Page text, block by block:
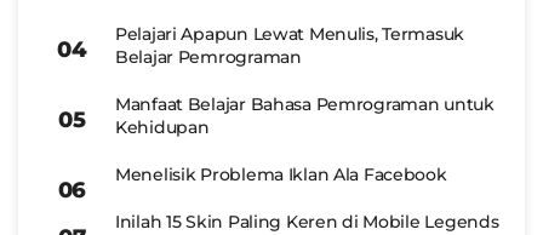
Pelajari Apapun Lewat Menulis, Termasuk
Belajar Pemrograman
Manfaat Belajar Bahasa Pemrograman untuk
Kehidupan
Menelisik Problema Iklan Ala Facebook
Inilah 15 Skin Paling Keren di Mobile Legends